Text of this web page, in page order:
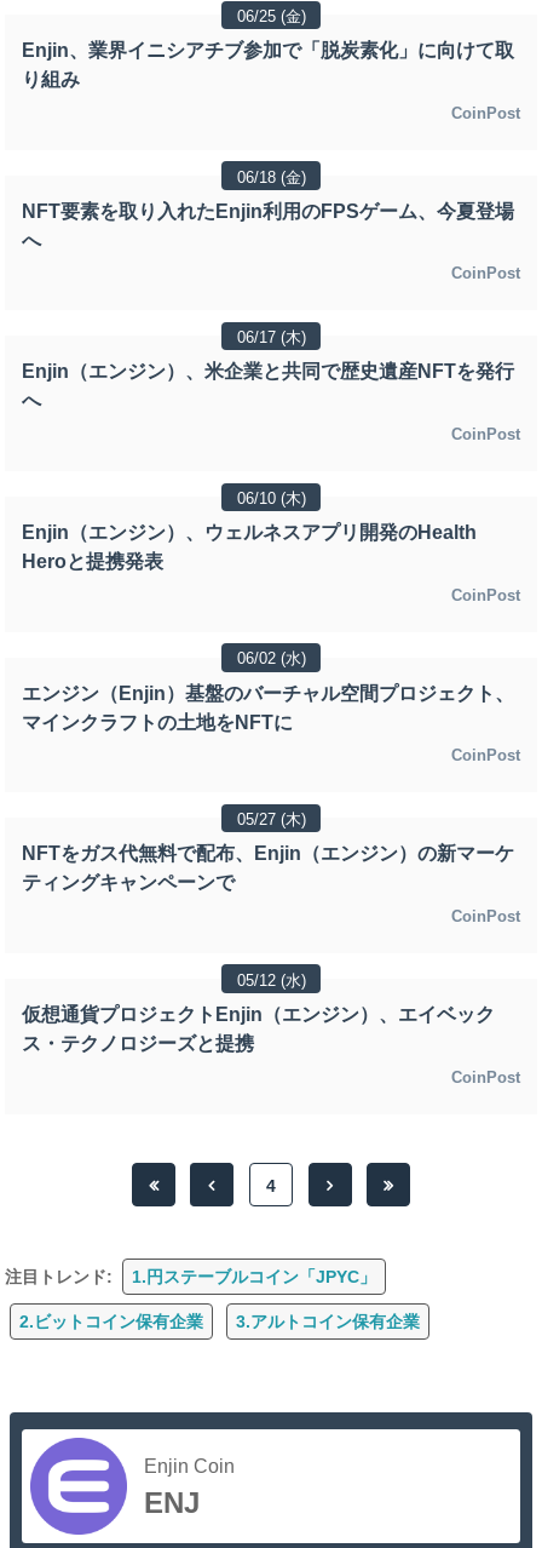
06/25 (金)
Enjin、業界イニシアチブ参加で「脱炭素化」に向けて取
り組み
CoinPost
06/18 (金)
NFT要素を取り入れたEnjin利用のFPSゲーム、今夏登場
へ
CoinPost
06/17 (木)
Enjin（エンジン）、米企業と共同で歴史遺産NFTを発行
へ
CoinPost
06/10 (木)
Enjin（エンジン）、ウェルネスアプリ開発のHealth
Heroと提携発表
CoinPost
06/02 (水)
エンジン（Enjin）基盤のバーチャル空間プロジェクト、
マインクラフトの土地をNFTに
CoinPost
05/27 (木)
NFTをガス代無料で配布、Enjin（エンジン）の新マーケ
ティングキャンペーンで
CoinPost
05/12 (水)
仮想通貨プロジェクトEnjin（エンジン）、エイベック
ス・テクノロジーズと提携
CoinPost
4
注目トレンド: 1.円ステーブルコイン「JPYC」
2.ビットコイン保有企業 3.アルトコイン保有企業
Enjin Coin
ENJ